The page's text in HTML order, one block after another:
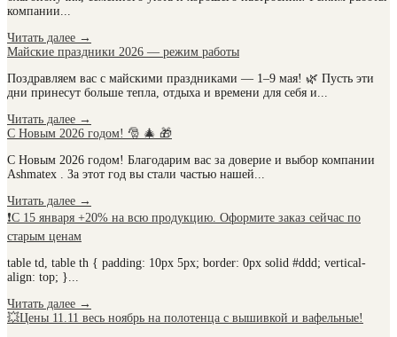
компании...
Читать далее →
Майские праздники 2026 — режим работы
Поздравляем вас с майскими праздниками — 1–9 мая! 🌿 Пусть эти
дни принесут больше тепла, отдыха и времени для себя и...
Читать далее →
С Новым 2026 годом! 🎅 🎄 🎁
С Новым 2026 годом! Благодарим вас за доверие и выбор компании
Ashmatex . За этот год вы стали частью нашей...
Читать далее →
❗С 15 января +20% на всю продукцию. Оформите заказ сейчас по
старым ценам
table td, table th { padding: 10px 5px; border: 0px solid #ddd; vertical-
align: top; }...
Читать далее →
💥Цены 11.11 весь ноябрь на полотенца с вышивкой и вафельные!